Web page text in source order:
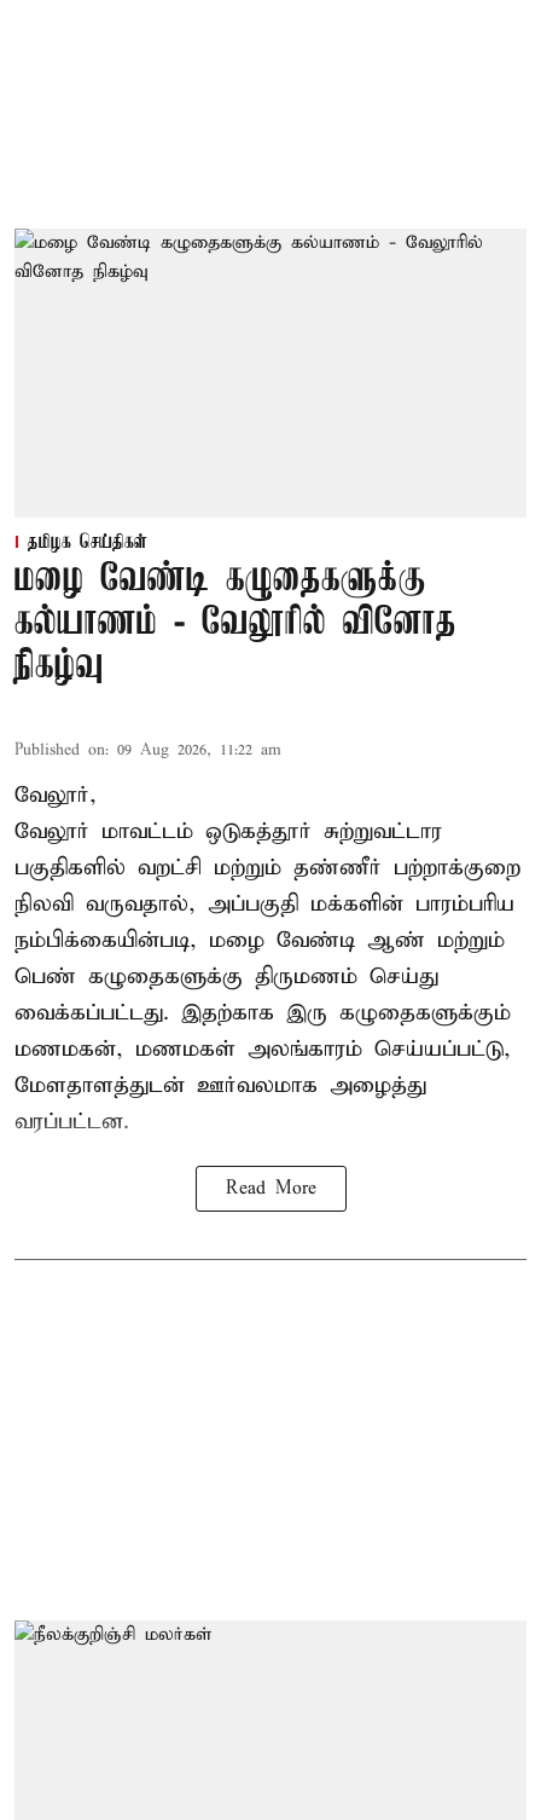
தமிழக செய்திகள்
மழை வேண்டி கழுதைகளுக்கு
கல்யாணம் - வேலூரில் வினோத
நிகழ்வு
Published on: 09 Aug 2026, 11:22 am
வேலூர்,
வேலூர் மாவட்டம் ஒடுகத்தூர் சுற்றுவட்டார
பகுதிகளில் வறட்சி மற்றும் தண்ணீர் பற்றாக்குறை
நிலவி வருவதால், அப்பகுதி மக்களின் பாரம்பரிய
நம்பிக்கையின்படி, மழை வேண்டி ஆண் மற்றும்
பெண் கழுதைகளுக்கு திருமணம் செய்து
வைக்கப்பட்டது. இதற்காக இரு கழுதைகளுக்கும்
மணமகன், மணமகள் அலங்காரம் செய்யப்பட்டு,
மேளதாளத்துடன் ஊர்வலமாக அழைத்து
வரப்பட்டன.
Read More